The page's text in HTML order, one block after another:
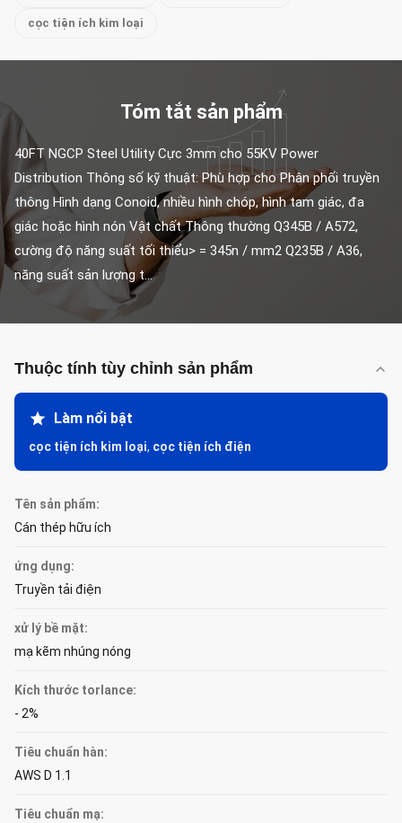
cọc tiện ích kim loại
Tóm tắt sản phẩm
40FT NGCP Steel Utility Cực 3mm cho 55KV Power
Distribution Thông số kỹ thuật: Phù hợp cho Phân phối truyền
thông Hình dạng Conoid, nhiều hình chóp, hình tam giác, đa
giác hoặc hình nón Vật chất Thông thường Q345B / A572,
cường độ năng suất tối thiểu> = 345n / mm2 Q235B / A36,
năng suất sản lượng t...
Thuộc tính tùy chỉnh sản phẩm
Làm nổi bật
cọc tiện ích kim loại, cọc tiện ích điện
Tên sản phẩm:
Cán thép hữu ích
ứng dụng:
Truyền tải điện
xử lý bề mặt:
mạ kẽm nhúng nóng
Kích thước torlance:
- 2%
Tiêu chuẩn hàn:
AWS D 1.1
Tiêu chuẩn mạ: